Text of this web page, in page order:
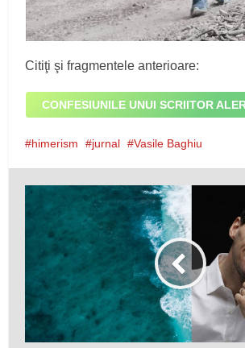
Citiţi şi fragmentele anterioare:
CONFESIUNILE UNUI SCRIITOR
himerism jurnal Vasile Baghiu